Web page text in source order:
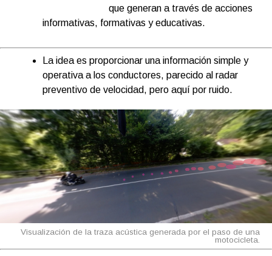
que generan a través de acciones
informativas, formativas y educativas.
La idea es proporcionar una información simple y
operativa a los conductores, parecido al radar
preventivo de velocidad, pero aquí por ruido.
Visualización de la traza acústica generada por el paso de una
motocicleta.